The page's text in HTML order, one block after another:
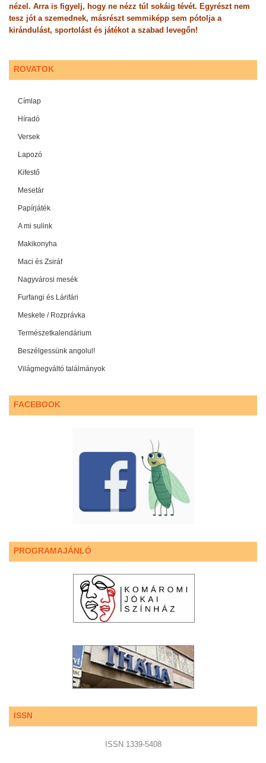
nézel. Arra is figyelj, hogy ne nézz túl sokáig tévét. Egyrészt nem
tesz jót a szemednek, másrészt semmiképp sem pótolja a
kirándulást, sportolást és játékot a szabad levegőn!
ROVATOK
Címlap
Híradó
Versek
Lapozó
Kifestő
Mesetár
Papírjáték
A mi sulink
Makikonyha
Maci és Zsiráf
Nagyvárosi mesék
Furfangi és Lárifári
Meskete / Rozprávka
Természetkalendárium
Beszélgessünk angolul!
Világmegváltó találmányok
FACEBOOK
PROGRAMAJÁNLÓ
ISSN
ISSN 1339-5408